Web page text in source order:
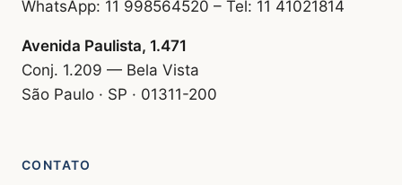
WhatsApp: 11 998564520 – Tel: 11 41021814
Avenida Paulista, 1.471
Conj. 1.209 — Bela Vista
São Paulo · SP · 01311-200
CONTATO